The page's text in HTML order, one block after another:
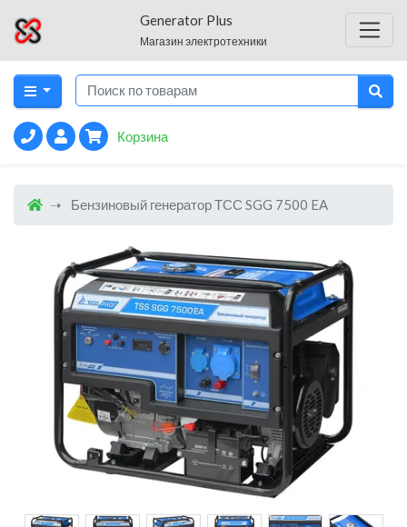
Generator Plus
Магазин электротехники
Корзина
Бензиновый генератор ТСС SGG 7500 EA